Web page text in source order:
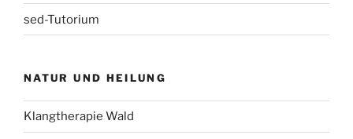
sed-Tutorium
NATUR UND HEILUNG
Klangtherapie Wald